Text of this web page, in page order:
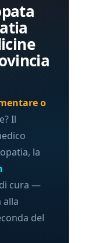
o
Il
la
cura —
alla
del